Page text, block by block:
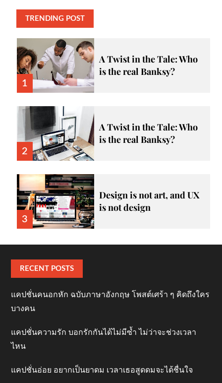
TRENDING POST
A Twist in the Tale: Who
is the real Banksy?
1
A Twist in the Tale: Who
is the real Banksy?
2
Design is not art, and UX
is not design
3
RECENT POSTS
แคปชั่นคนอกหัก ฉบับภาษาอังกฤษ โพสต์เศร้า ๆ คิดถึงใคร
บางคน
แคปชั่นความรัก บอกรักกันได้ไม่มีซ้ำ ไม่ว่าจะช่วงเวลา
ไหน
แคปชั่นอ่อย อยากเป็นยาดม เวลาเธอสูดดมจะได้ชื่นใจ